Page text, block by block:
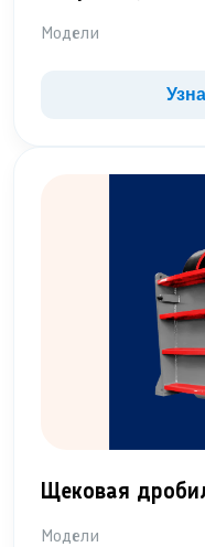
Модели
Щековая
Модели